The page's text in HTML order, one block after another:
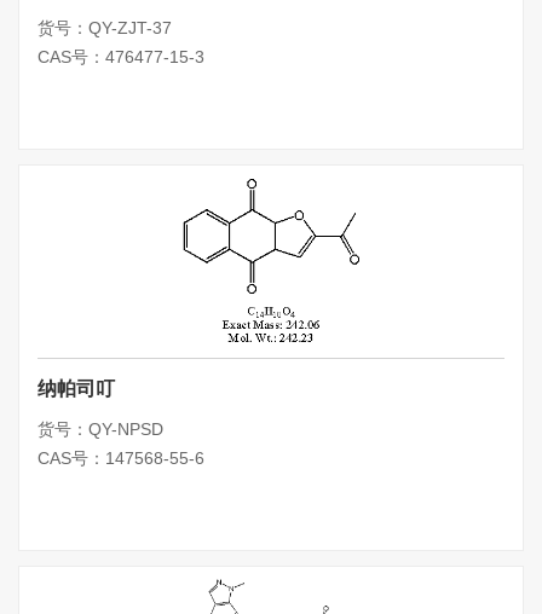
货号：QY-ZJT-37
CAS号：476477-15-3
纳帕司叮
货号：QY-NPSD
CAS号：147568-55-6